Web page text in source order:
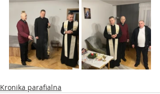
Kronika parafialna